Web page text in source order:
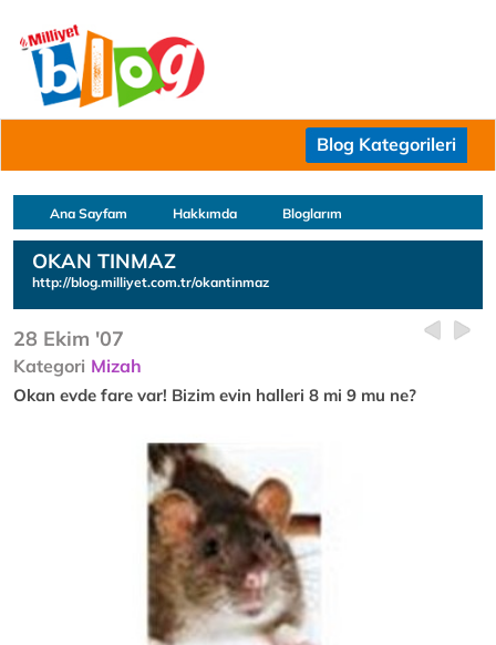
Blog Kategorileri
Ana Sayfam Hakkımda Bloglarım
OKAN TINMAZ
http://blog.milliyet.com.tr/okantinmaz
28 Ekim '07
Kategori Mizah
Okan evde fare var! Bizim evin halleri 8 mi 9 mu ne?